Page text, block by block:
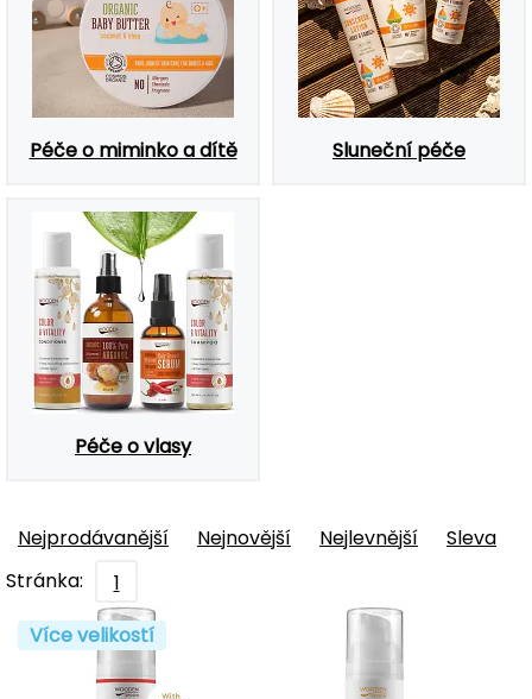
Péče o miminko a dítě Sluneční péče
Péče o vlasy
Nejprodávanější Nejnovější Nejlevnější
Sleva
Stránka:
1
Více velikostí